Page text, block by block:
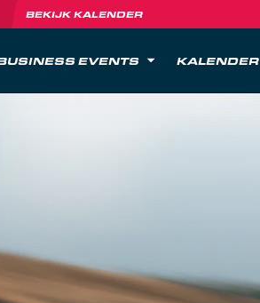
BEKIJK KALENDER
EVENTS KALENDER